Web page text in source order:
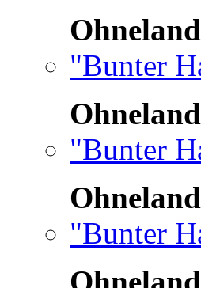
"Bunter
"Bunter
"Bunter